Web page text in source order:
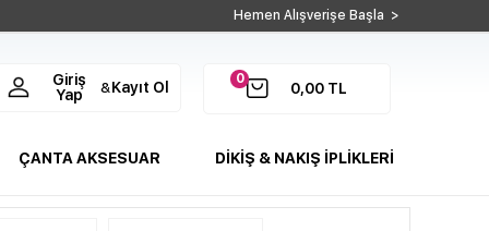
Hemen Alışverişe Başla >
0
0,00 TL
Giriş
Yap
& Kayıt Ol
ÇANTA AKSESUAR DİKİŞ & NAKIŞ İPLİKLERİ